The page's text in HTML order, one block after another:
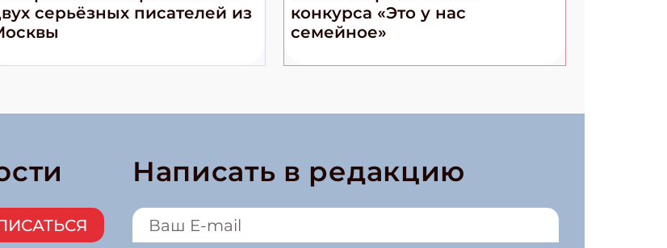
серьёзных писателей из
конкурса «Это у нас
семейное»
Написать в редакцию